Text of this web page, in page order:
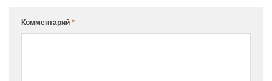
Комментарий *